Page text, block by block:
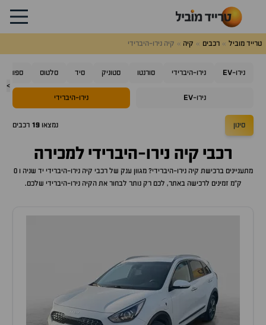
טרייד מוביל רכבים קיה קיה נירו-היברידי
>
נירו-EV נירו-היברידי סורנטו סטוניק סיד סלטוס
נירו-EV נירו-היברידי
סינון נמצאו 19 רכבים
רכבי קיה נירו-היברידי למכירה
מתעניינים ברכישת קיה נירו-היברידי? מגוון ענק של רכבי קיה נירו-היברידי
יד שניה ו 0
ק"מ זמינים לרכישה באתר, לכם רק נותר לבחור את הקיה נירו-היברידי שלכם.